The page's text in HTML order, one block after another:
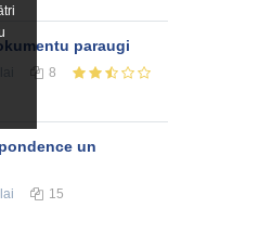
paraugi
8
un
15